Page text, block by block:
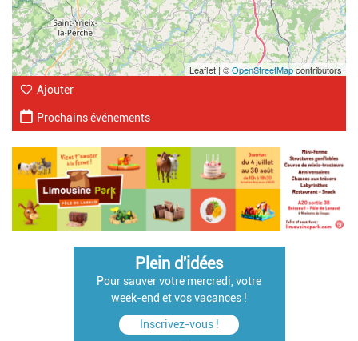
Leaflet | ©OpenStreetMapcontributors
Ajouter
Prochains événements
Plein d'idées
Pour sauver votre mercredi, votre
week-end et vos vacances !
Inscrivez-vous !